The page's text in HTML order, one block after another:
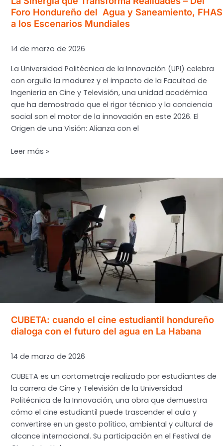
Hídrica
para
Foro Hondureño del Agua y Saneamiento, FHAS
a los Escenarios Mundiales
14 de marzo de 2026
La Universidad Politécnica de la Innovación (UPI) celebra
con orgullo la madurez y el impacto de la Facultad de
Ingeniería en Cine y Televisión, una unidad académica
que ha demostrado que el rigor técnico y la conciencia
social son el motor de la innovación en este 2026. El
Origen de una Visión: Alianza con el
La
Transforma
Realidades
–
Del
Foro
Hondureño
del
Saneamiento,
FHAS
a
los
Mundiales
Leer más »
CUBETA: cuando el cine estudiantil hondureño
dialoga con el futuro del agua en La Habana
14 de marzo de 2026
CUBETA es un cortometraje realizado por estudiantes de
la carrera de Cine y Televisión de la Universidad
Politécnica de la Innovación, una obra que demuestra
cómo el cine estudiantil puede trascender el aula y
convertirse en un gesto político, ambiental y cultural de
alcance internacional. Su participación en el Festival de